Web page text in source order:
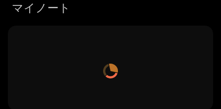
マイノート